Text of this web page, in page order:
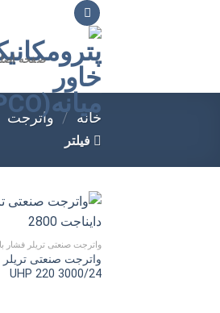
صفحه
خانه / واترجت
فیلتر
واترجت صنعتی تریلر فشار بالا 1000 تا 3000
واترجت صنعتی تریلر
UHP 220 3000/24